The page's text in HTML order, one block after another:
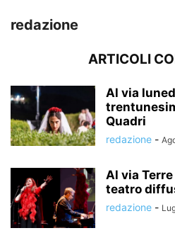
redazione
ARTICOLI
Al via
Quadri
redazione -
Al via
teatro
redazione -